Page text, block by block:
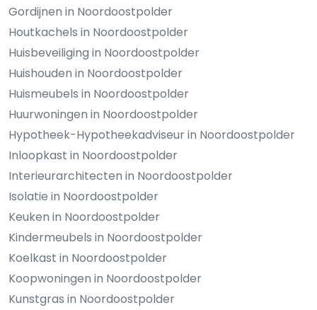
Gordijnen in Noordoostpolder
Houtkachels in Noordoostpolder
Huisbeveiliging in Noordoostpolder
Huishouden in Noordoostpolder
Huismeubels in Noordoostpolder
Huurwoningen in Noordoostpolder
Hypotheek-Hypotheekadviseur in Noordoostpolder
Inloopkast in Noordoostpolder
Interieurarchitecten in Noordoostpolder
Isolatie in Noordoostpolder
Keuken in Noordoostpolder
Kindermeubels in Noordoostpolder
Koelkast in Noordoostpolder
Koopwoningen in Noordoostpolder
Kunstgras in Noordoostpolder